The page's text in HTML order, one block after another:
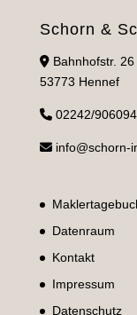
Schorn &
Bahnhofstr. 26
53773 Hennef
02242/
info@schorn-
Datenraum
Kontakt
Impressum
Datenschutz